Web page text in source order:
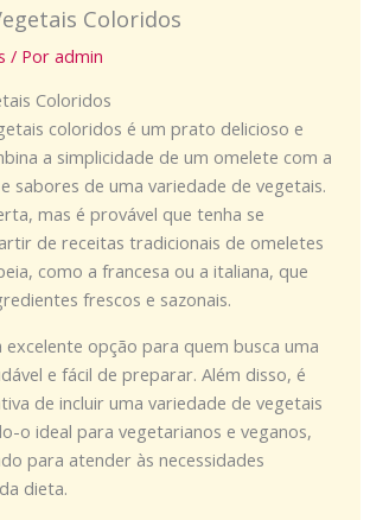
Coloridos
/ Poradmin
Coloridos
coloridos é um prato delicioso e
a simplicidade de um omelete com a
sabores de uma variedade de vegetais.
mas é provável que tenha se
de receitas tradicionais de omeletes
como a francesa ou a italiana, que
frescos e sazonais.
opção para quem busca uma
e fácil de preparar. Além disso, é
de incluir uma variedade de vegetais
o ideal para vegetarianos e veganos,
para atender às necessidades
dieta.